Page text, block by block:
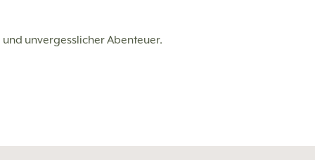
unvergesslicher Abenteuer.